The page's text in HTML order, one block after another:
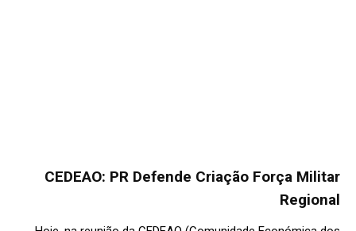
CEDEAO: PR Defende Criação Força Militar
Regional